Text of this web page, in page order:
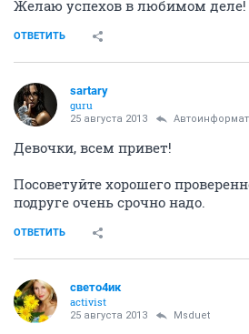
Желаю успехов в любимом деле!
ОТВЕТИТЬ
sartary
guru
25 августа 2013
Девочки, всем привет!
Посоветуйте хорошего
подруге очень срочно надо.
ОТВЕТИТЬ
свето4ик
activist
25 августа 2013 Msduet